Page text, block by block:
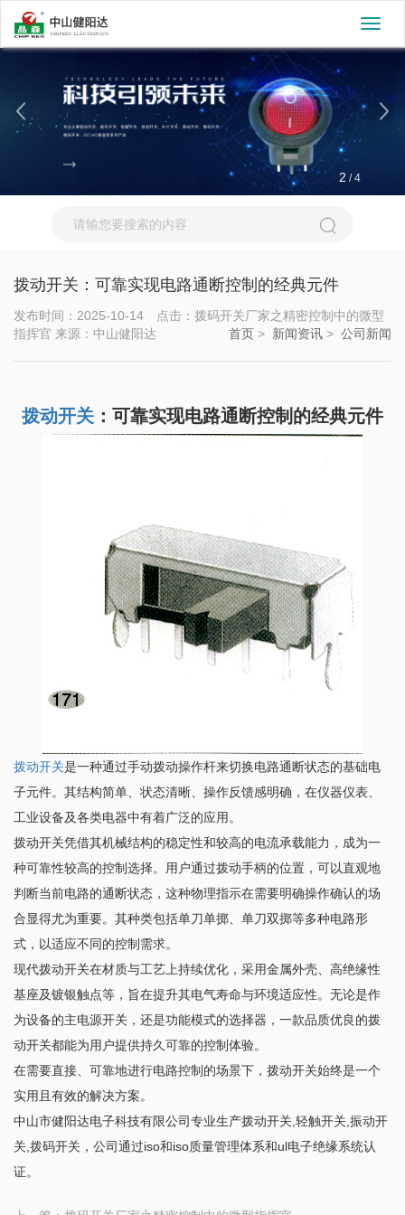
切
换
2 /4
拨动开关：可靠实现电路通断控制的经典元件
发布时间：2025-10-14 点击：拨码开关厂家之精密控制中的微型
指挥官 来源：中山健阳达
首页 > 新闻资讯 > 公司新闻
拨动开关 ：可靠实现电路通断控制的经典元件
拨动开关是一种通过手动拨动操作杆来切换电路通断状态的基础电
子元件。其结构简单、状态清晰、操作反馈感明确，在仪器仪表、
工业设备及各类电器中有着广泛的应用。
拨动开关凭借其机械结构的稳定性和较高的电流承载能力，成为一
种可靠性较高的控制选择。用户通过拨动手柄的位置，可以直观地
判断当前电路的通断状态，这种物理指示在需要明确操作确认的场
合显得尤为重要。其种类包括单刀单掷、单刀双掷等多种电路形
式，以适应不同的控制需求。
现代拨动开关在材质与工艺上持续优化，采用金属外壳、高绝缘性
基座及镀银触点等，旨在提升其电气寿命与环境适应性。无论是作
为设备的主电源开关，还是功能模式的选择器，一款品质优良的拨
动开关都能为用户提供持久可靠的控制体验。
在需要直接、可靠地进行电路控制的场景下，拨动开关始终是一个
实用且有效的解决方案。
中山市健阳达电子科技有限公司专业生产拨动开关,轻触开关,振动开
关,拨码开关，公司通过iso和iso质量管理体系和ul电子绝缘系统认
证。